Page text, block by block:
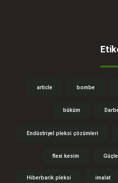
article bombe
büküm
Endüstriyel pleksi çözümleri
flexi kesim
Hiberbarik pleksi imalat